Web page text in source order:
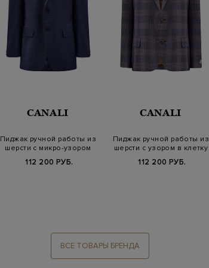
CANALI
Пиджак ручной работы из
шерсти с микро-узором
112 200 РУБ.
CANALI
Пиджак ручной работы из
шерсти с узором в клетку
112 200 РУБ.
ВСЕ ТОВАРЫ БРЕНДА